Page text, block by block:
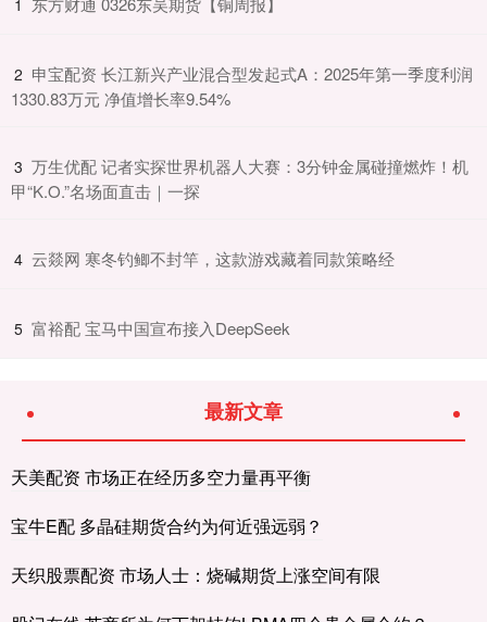
2 ​申宝配资 长江新兴产业混合型发起式A：2025年第一季度利润
1330.83万元 净值增长率9.54%
3 ​万生优配 记者实探世界机器人大赛：3分钟金属碰撞燃炸！机
甲“K.O.”名场面直击｜一探
4 ​云燚网 寒冬钓鲫不封竿，这款游戏藏着同款策略经
5 ​富裕配 宝马中国宣布接入DeepSeek
最新文章
天美配资 市场正在经历多空力量再平衡
宝牛E配 多晶硅期货合约为何近强远弱？
天织股票配资 市场人士：烧碱期货上涨空间有限